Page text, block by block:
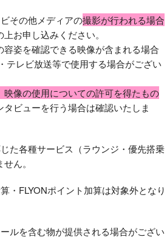
その他メディアの撮影が行われる場合
お申し込みください。
姿を確認できる映像が含まれる場合
テレビ放送等で使用する場合がござい
像の使用についての許可を得たもの
ビューを行う場合は確認いたしま
た各種サービス（ラウンジ・優先搭乗
ん。
・FLYONポイント加算は対象外となり
ルを含む物が提供される場合がござい